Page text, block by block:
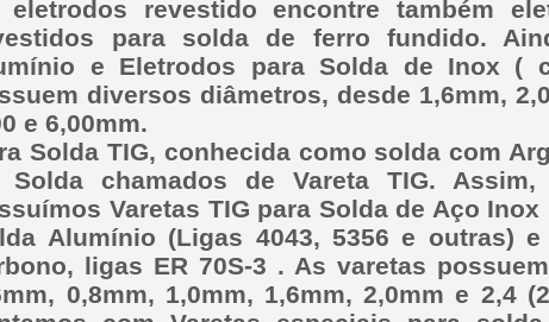
eletrodos revestido encontre também
para solda de ferro fundido.
e Eletrodos para Solda de Inox (
diversos diâmetros, desde 1,6mm,
e 6,00mm.
Solda TIG, conhecida como solda com
Solda chamados de Vareta TIG.
Varetas TIG para Solda de Aço Inox
Alumínio (Ligas 4043, 5356 e outras)
ligas ER 70S-3 . As varetas
0,8mm, 1,0mm, 1,6mm, 2,0mm e 2,4